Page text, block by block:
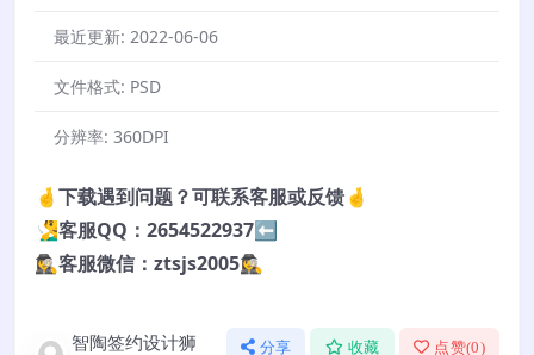
最近更新: 2022-06-06
文件格式: PSD
分辨率: 360DPI
🤞下载遇到问题？可联系客服或反馈🤞
🧏‍♂️客服QQ：2654522937⬅️
🕵️‍♀️客服微信：ztsjs2005🕵️‍♀️
智陶签约设计狮
分享 收藏 点赞(0)